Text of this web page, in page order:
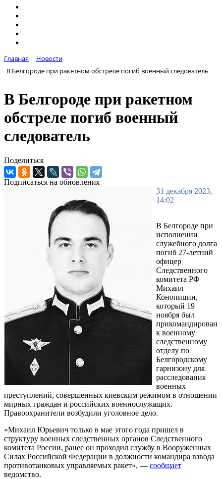
Главная
Новости
В Белгороде при ракетном обстреле погиб военный следователь
В Белгороде при ракетном
обстреле погиб военный
следователь
Поделиться
Подписаться на обновления
31 декабря 2023,
14:02
В Белгороде при
исполнении
служебного долга
погиб 27-летний
офицер
Следственного
комитета РФ
Михаил
Конопицин,
который 19
ноября был
прикомандирован
к военному
следственному
отделу по
Белгородскому
гарнизону для
расследования
военных
преступлений, совершенных киевским режимом в отношении
мирных граждан и российских военнослужащих.
Правоохранители возбудили уголовное дело.
«Михаил Юрьевич только в мае этого года пришел в
структуру военных следственных органов Следственного
комитета России, ранее он проходил службу в Вооруженных
Силах Российской Федерации в должности командира взвода
противотанковых управляемых ракет», — сообщает
ведомство.